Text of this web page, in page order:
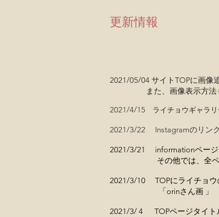
​更新情報
2021/05/04 サイトTOPに画像
また、画像表示方法も
2021/4/15 ライチョウギャラ
2021/3/22 Instagramの​リン
2021/3/21 informationページ
その他では、全ページに
2021/3/10 TOPにライチョウ
「orinさん画 」
2021/3/ 4 TOPページタイト